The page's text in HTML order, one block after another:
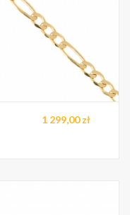
1 299,00 zł